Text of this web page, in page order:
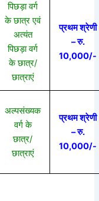
पिछड़ा वर्ग
के छात्र एवं
अत्यंत
पिछड़ा वर्ग
के छात्र/
छात्राएं
प्रथम श्रेणी
– रु.
10,000/-
अल्पसंख्यक
वर्ग के
छात्र/
छात्राएं
प्रथम श्रेणी
– रु.
10,000/-